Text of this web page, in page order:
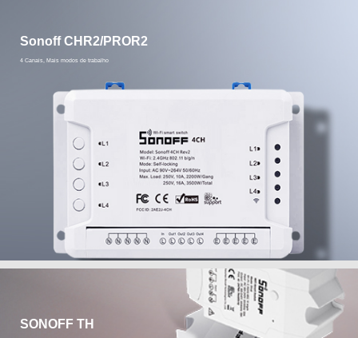
Sonoff CHR2/PROR2
4 Canais, Mais modos de trabalho
SONOFF TH